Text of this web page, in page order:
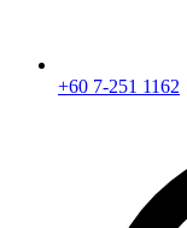
+60 7-251 1162